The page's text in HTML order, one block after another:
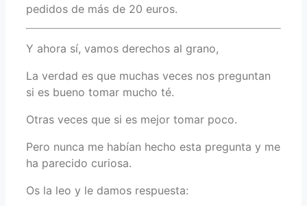
pedidos de más de 20 euros.
Y ahora sí, vamos derechos al grano,
La verdad es que muchas veces nos preguntan
si es bueno tomar mucho té.
Otras veces que si es mejor tomar poco.
Pero nunca me habían hecho esta pregunta y me
ha parecido curiosa.
Os la leo y le damos respuesta: